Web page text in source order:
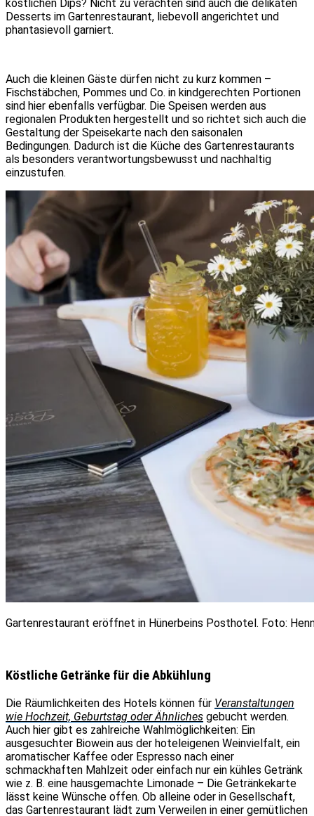
köstlichen Dips? Nicht zu verachten sind auch die delikaten
Desserts im Gartenrestaurant, liebevoll angerichtet und
phantasievoll garniert.
Auch die kleinen Gäste dürfen nicht zu kurz kommen –
Fischstäbchen, Pommes und Co. in kindgerechten Portionen
sind hier ebenfalls verfügbar. Die Speisen werden aus
regionalen Produkten hergestellt und so richtet sich auch die
Gestaltung der Speisekarte nach den saisonalen
Bedingungen. Dadurch ist die Küche des Gartenrestaurants
als besonders verantwortungsbewusst und nachhaltig
einzustufen.
Gartenrestaurant eröffnet in Hünerbeins Posthotel. Foto:
Köstliche Getränke für die Abkühlung
Die Räumlichkeiten des Hotels können für Veranstaltungen
wie Hochzeit, Geburtstag oder Ähnliches gebucht werden.
Auch hier gibt es zahlreiche Wahlmöglichkeiten: Ein
ausgesuchter Biowein aus der hoteleigenen Weinvielfalt, ein
aromatischer Kaffee oder Espresso nach einer
schmackhaften Mahlzeit oder einfach nur ein kühles Getränk
wie z. B. eine hausgemachte Limonade – Die Getränkekarte
lässt keine Wünsche offen. Ob alleine oder in Gesellschaft,
das Gartenrestaurant lädt zum Verweilen in einer gemütlichen